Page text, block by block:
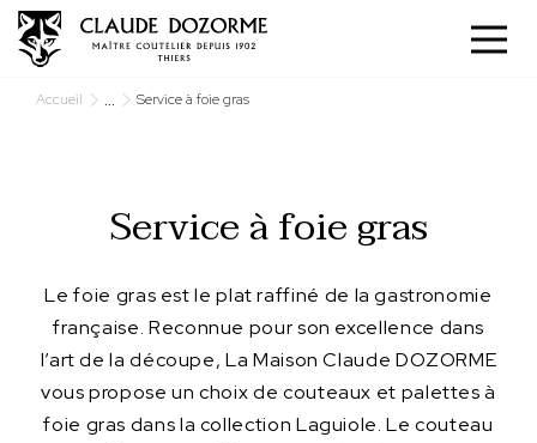
Accueil ... Service à foie gras
Service à foie gras
Le foie gras est le plat raffiné de la gastronomie
française. Reconnue pour son excellence dans
l’art de la découpe, La Maison Claude DOZORME
vous propose un choix de couteaux et palettes à
foie gras dans la collection Laguiole. Le couteau
Panneau de gestion des cookies